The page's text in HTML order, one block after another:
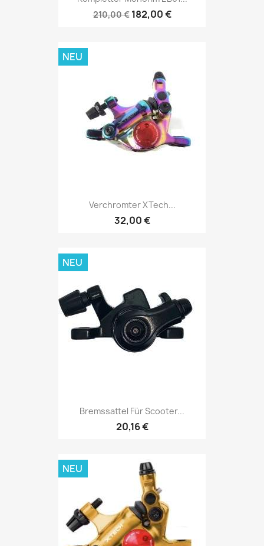
210,00 € 182,00 €
Verchromter XTech...
32,00 €
NEU
Bremssattel Für Scooter...
20,16 €
NEU
NEU